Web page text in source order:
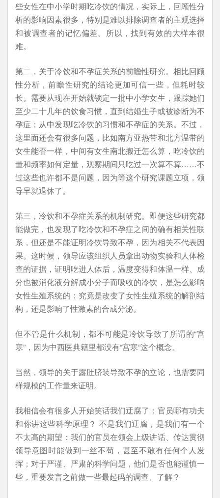
些女性在中小学时期吃冷饮的情况，实际上，回顾性分
析的影响因素很多，特别是难以排除调查者的主观选择
和被调查者的记忆偏差。所以，找到有效的大样本很
难。
第二，关于冷饮和不孕症关系的前瞻性研究。相比回顾
性分析，前瞻性研究的结论更加可信一些，但耗时较
长。需要从现在开始就锁定一批中小学女生，跟踪她们
至少二十几年的饮食习惯，直到结婚生子或被诊断为不
孕症；从中发现吃冷饮的习惯和不孕症的关系。不过，
这里面还会有很多问题，比如南方亚热带和北方温带的
女生能否一样，中间有女生南北搬迁怎么算，吃冷饮的
量和频率如何定量，观察期间只吃过一次算不算……不
过这些也许都不是问题，因为等这个研究课题立项，领
导早就退休了。
第三，冷饮和不孕症关系的机制研究。即便这些研究都
能做完，也发现了吃冷饮和不孕症之间的确有相关性联
系，但还是不能证明冷饮导致不孕，因为相关不代表因
果。这时候，领导应该组织人员拿出动物实验和人体检
查的证据，证明吃进人体后，温度变得和体温一样、成
分也被消化液分解成小分子而吸收的冷饮，是怎么影响
女性生殖系统的：究竟是改变了女性生殖系统的解剖结
构，还是影响了性激素的合成分泌。
但不管是什么机制，都不可能是冷饮导致了所谓的“宫
寒”，因为中西医典籍里都没有“宫寒”这个概念。
当然，领导的关于露肚脐装导致不孕的立论，也需要同
样规模的工作量来证明。
我相信会有很多人开始笑话我们迂腐了：官员哪有功夫
和你讲这些科学原理？ 不是我们迂腐，是我们有一个
不太高的期望：我们的官员在领会上级讲话、传达贯彻
领导意图时能做到一丝不苟，甚至不敢有任何个人发
挥；对于严谨、严肃的科学问题，他们是否也能谨慎一
些，重要发言之前做一些最起码的调查、了解？